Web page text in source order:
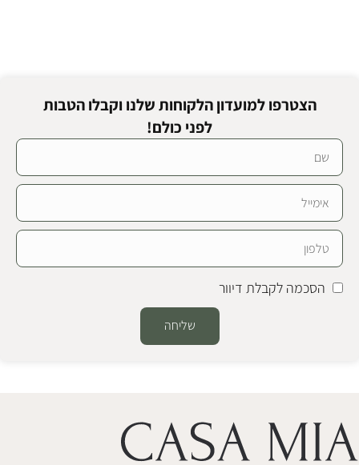
הצטרפו למועדון הלקוחות שלנו וקבלו הטבות
לפני כולם!
הסכמה לקבלת דיוור
שליחה